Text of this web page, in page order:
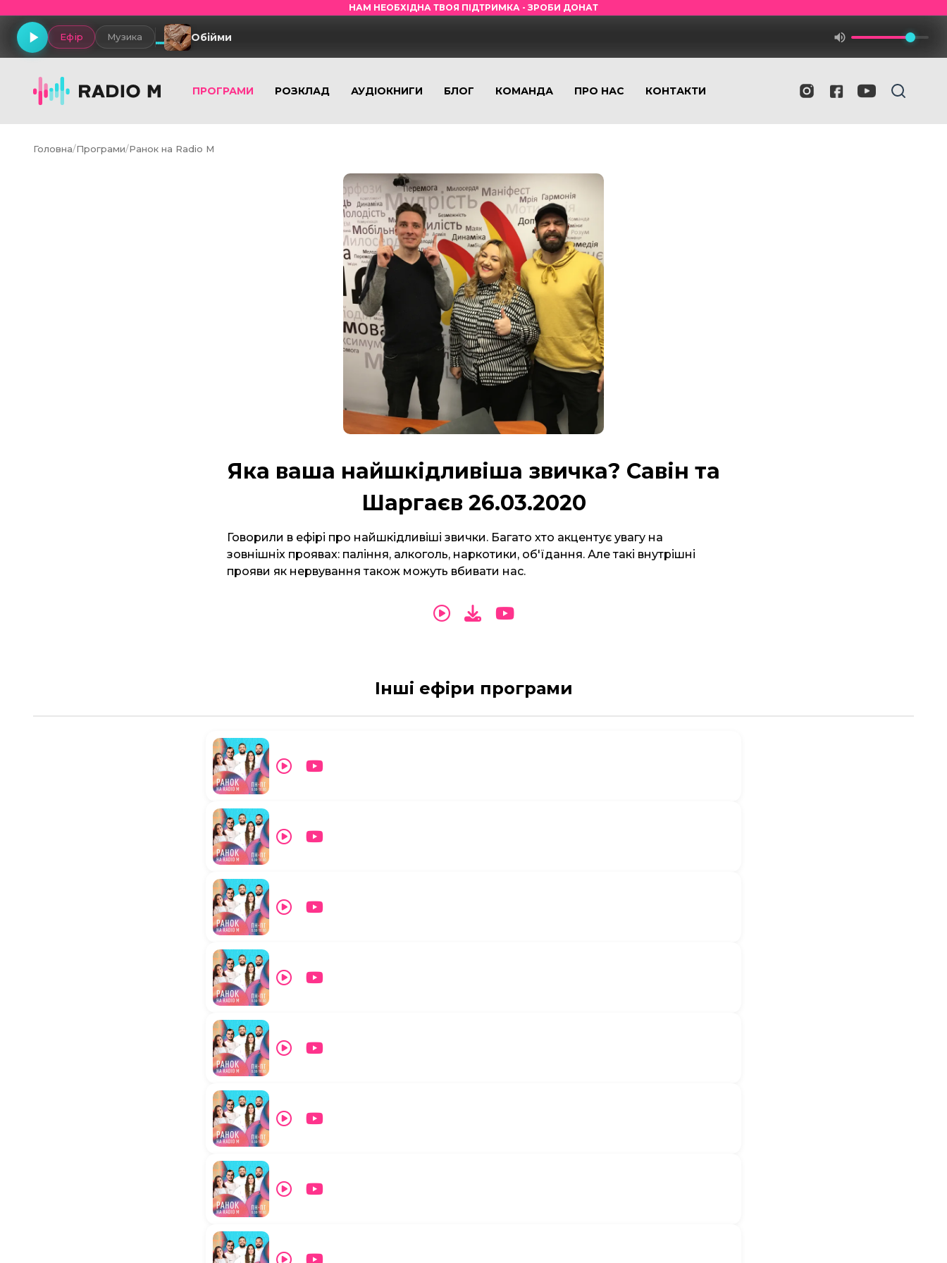
НАМ НЕОБХІДНА ТВОЯ ПІДТРИМКА - ЗРОБИ ДОНАТ
Ефір Музика Обійми
ПРОГРАМИ РОЗКЛАД АУДІОКНИГИ БЛОГ КОМАНДА ПРО НАС КОНТАКТИ
Головна/Програми/Ранок на Radio M
Яка ваша найшкідливіша звичка? Савін та
Шаргаєв 26.03.2020
Говорили в ефірі про найшкідливіші звички. Багато хто акцентує увагу на
зовнішніх проявах: паління, алкоголь, наркотики, об'їдання. Але такі внутрішні
прояви як нервування також можуть вбивати нас.
Інші ефіри програми